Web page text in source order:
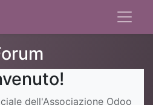
dell'Associazione Odoo